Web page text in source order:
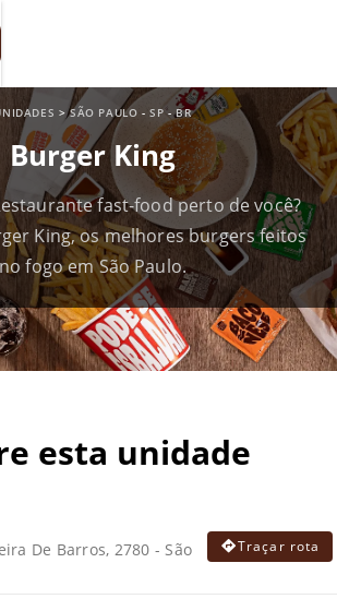
>SÃO PAULO -SP-BR
Burger King
fast-food perto de você?
King, os melhores burgers feitos
no fogo em São Paulo.
esta unidade
De Barros, 2780 - São
Traçar rota